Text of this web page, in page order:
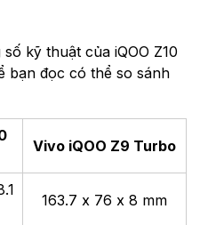
kỹ thuật của iQOO Z10
bạn đọc có thể so sánh
Vivo iQOO Z9 Turbo
163.7 x 76 x 8 mm